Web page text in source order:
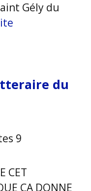
Gély du
du
9
CET
ÇA DONNE